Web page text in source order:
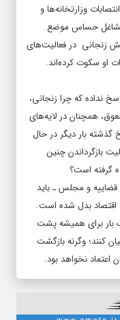
وزارتخانه‌ها و
مشاغل حساس موضع
زنجانی در فعالیت‌های
او سکوت کرده‌اند.
نداده که چرا زنجانی،
همچنان در لایه‌های
گذشته بار دیگر در حال
بازگرداندن چنین
گرفته است؟
و مجلس ـ باید
اقتصاد بدل شده است.
بار برای همیشه پشت
کنند؛ وگرنه بازگشت
نخواهد بود.